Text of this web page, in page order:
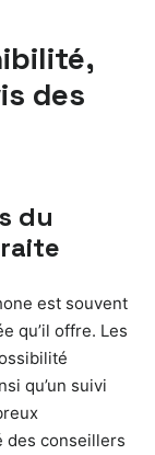
des
du
est souvent
qu’il offre. Les
qu’un suivi
des conseillers